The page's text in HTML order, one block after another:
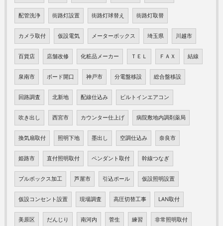
配管洗浄 街路灯設置 街路灯球替え 街路灯取替
カメラ取付 仮設電気 メーターボックス 埼玉県 川越市
百貨店 店舗改修 化粧品メーカー ＴＥＬ ＦＡＸ 結線
泉南市 ボード開口 神戸市 分電盤移設 総合盤移設
回路調査 北新地 配線仕込み ビルトインエアコン
吹き出し 西宮市 カウンター仕上げ 病院敷地内調剤薬局
換気扇取付 照明下地 墨出し 空調仕込み 奈良市
姫路市 直付照明取付 ペンダント取付 幹線つなぎ
プルボックス加工 芦屋市 引込ポール 仮設照明設置
仮設コンセント設置 現場調査 高圧切替工事 LAN取付
美原区 だんじり 南河内 菅生 練習 非常照明取付